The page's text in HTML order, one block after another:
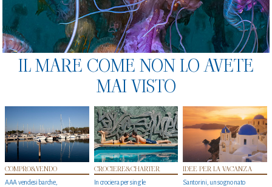
IL MARE COME NON LO AVETE
MAI VISTO
COMPRO&VENDO
AAA vendesi barche,
CROCIERE&CHARTER
In crociera per single
IDEE PER LA VACANZA
Santorini, un sogno nato